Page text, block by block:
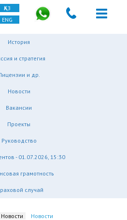
ҚАЗ
ENG
История
и стратегия
и др.
Новости
Вакансии
Проекты
Руководство
- 01.07.2026, 15:30
грамотность
случай
Новости Новости